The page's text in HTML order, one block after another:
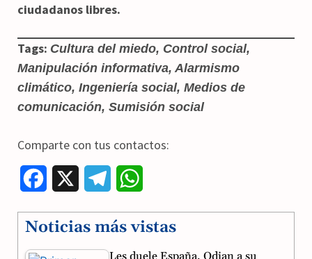
ciudadanos libres.
Tags: Cultura del miedo, Control social,
Manipulación informativa, Alarmismo
climático, Ingeniería social, Medios de
comunicación, Sumisión social
Comparte con tus contactos:
c
l
a
Noticias más vistas
Les duele España. Odian a su